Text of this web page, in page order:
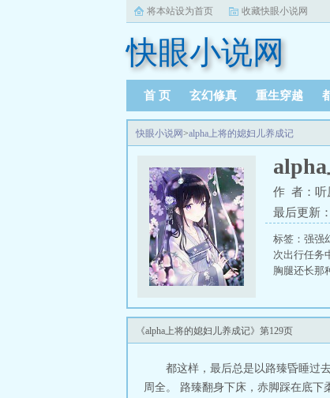
将本站设为首页 收藏快眼小说网
快眼小说网
首 页 玄幻修真 重生穿越
快眼小说网>alpha上将的媳妇儿养成记
作 者：听
最后更新
标签：强强
次出行任务
胸腿还长那
《alpha上将的媳妇儿养成记》第129页
都这样，最后总是以路臻昏睡过
周全。 路臻翻身下床，赤脚踩在底